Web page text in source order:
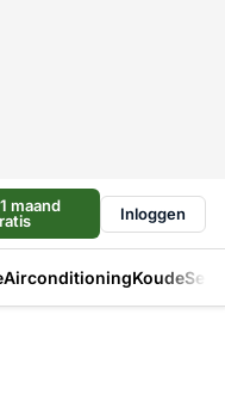
maand
Inloggen
AirconditioningKoude